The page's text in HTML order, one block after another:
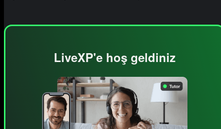
LiveXP'e hoş geldiniz